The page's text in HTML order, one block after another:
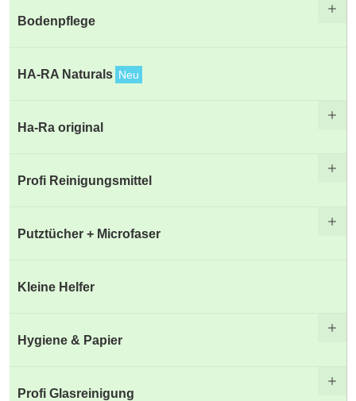
Bodenpflege
HA-RA Naturals Neu
Ha-Ra original
Profi Reinigungsmittel
Putztücher + Microfaser
Kleine Helfer
Hygiene & Papier
Profi Glasreinigung